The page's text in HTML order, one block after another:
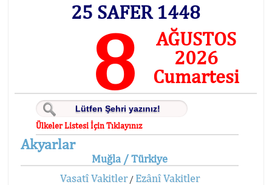
25 SAFER 1448
8
AĞUSTOS
2026
Cumartesi
Ülkeler Listesi İçin Tıklayınız
Akyarlar
Muğla / Türkiye
Vasatî Vakitler/ Ezânî Vakitler